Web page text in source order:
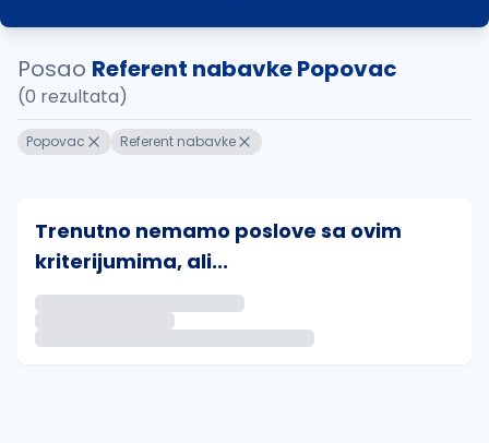
Posao Referent nabavke Popovac
(0 rezultata)
Popovac Referent nabavke
Trenutno nemamo poslove sa ovim
kriterijumima, ali...